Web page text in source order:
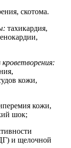
скотома.
тахикардия,
кожи,
кожи,
шок;
и щелочной